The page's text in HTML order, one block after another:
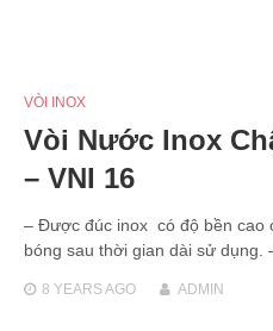
VÒI INOX
Vòi Nước Inox
– VNI 16
– Được đúc inox có độ bền cao
bóng sau thời gian dài sử dụng.
8 YEARSAGO ADMIN